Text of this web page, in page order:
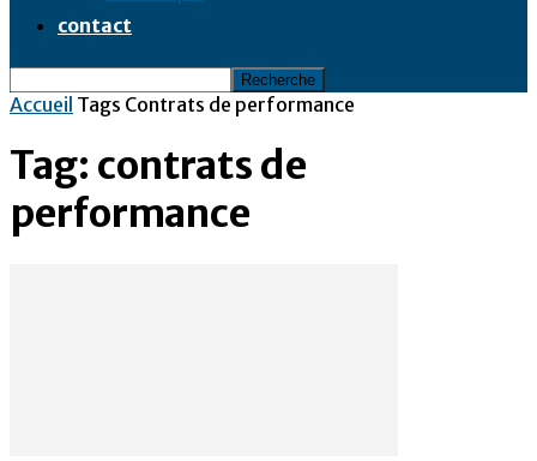
contact
Accueil Tags Contrats de performance
Tag: contrats de
performance